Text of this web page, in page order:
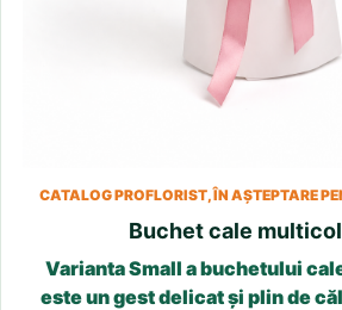
CATALOG PROFLORIST, ÎN AȘTEPTARE
Buchet cale
Varianta Small a buchetului
este un gest delicat și plin de